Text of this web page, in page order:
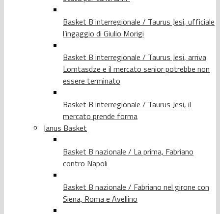
Basket B interregionale / Taurus Jesi, ufficiale
l’ingaggio di Giulio Morigi
Basket B interregionale / Taurus Jesi, arriva
Lomtasdze e il mercato senior potrebbe non
essere terminato
Basket B interregionale / Taurus Jesi, il
mercato prende forma
Janus Basket
Basket B nazionale / La prima, Fabriano
contro Napoli
Basket B nazionale / Fabriano nel girone con
Siena, Roma e Avellino